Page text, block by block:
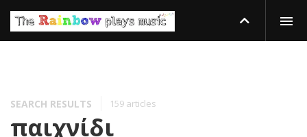
SEARCH RESULTS 159 articles
παιχνίδι